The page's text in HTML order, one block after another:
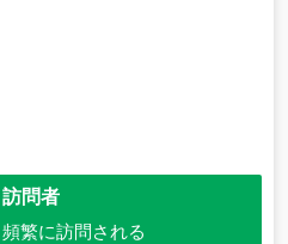
訪問者
頻繁に訪問される